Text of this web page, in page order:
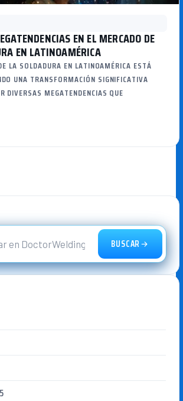
EN EL MERCADO DE
EN LATINOAMÉRICA
LA SOLDADURA EN LATINOAMÉRICA ESTÁ
UNA TRANSFORMACIÓN SIGNIFICATIVA
DIVERSAS MEGATENDENCIAS QUE
BUSCAR